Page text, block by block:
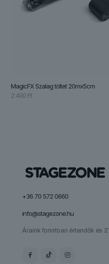
MagicFX Szalag töltet 20mx5cm
2 400 Ft
+36 70 572 0660
info@stagezone.hu
Áraink forintban értendők és